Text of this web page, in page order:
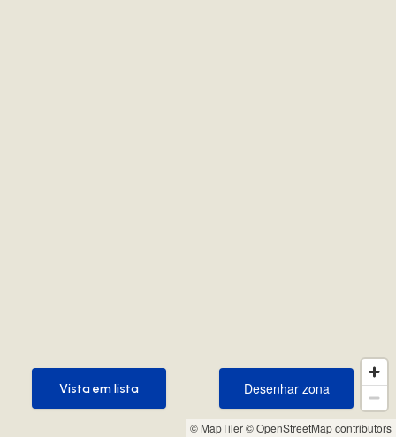
© MapTiler© OpenStreetMap contributors
Desenhar zona
Desenhar zona
Vista em lista
Vista em lista